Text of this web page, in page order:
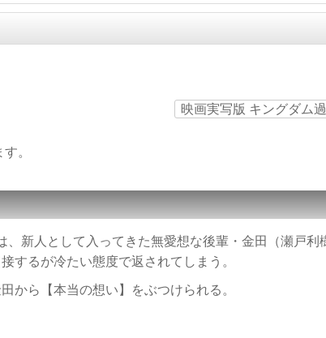
映画実写版 キングダム
。
新人として入ってきた無愛想な後輩・金田（瀬戸利
するが冷たい態度で返されてしまう。
から【本当の想い】をぶつけられる。